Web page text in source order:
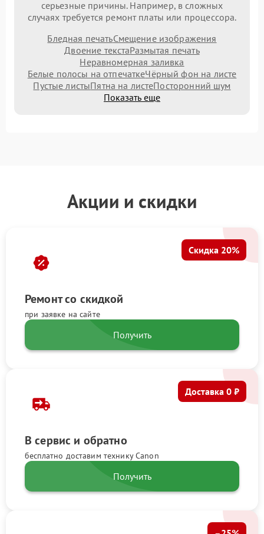
серьезные причины. Например, в сложных
случаях требуется ремонт платы или процессора.
Бледная печатьСмещение изображения
Двоение текстаРазмытая печать
Неравномерная заливка
Белые полосы на отпечаткеЧёрный фон на листе
Пустые листыПятна на листеПосторонний шум
Показать еще
Акции и скидки
Ремонт со скидкой
при заявке на сайте
Скидка 20%
Получить
В сервис и обратно
бесплатно доставим технику Canon
Доставка 0 ₽
Получить